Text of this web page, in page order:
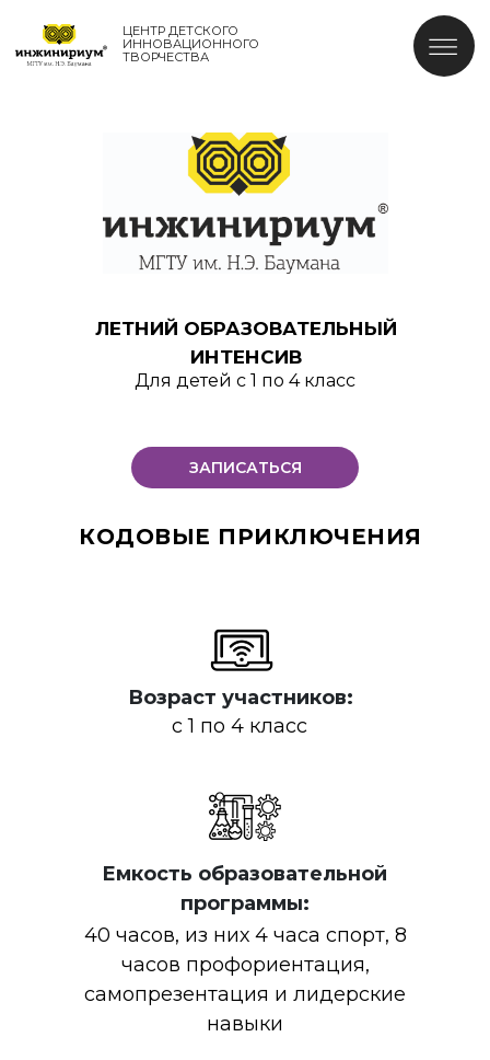
ИННОВАЦИОННОГО
ТВОРЧЕСТВА
ЛЕТНИЙ ОБРАЗОВАТЕЛЬНЫЙ
ИНТЕНСИВ
Для детей с 1 по 4 класс
КОДОВЫЕ ПРИКЛЮЧЕНИЯ
ЗАПИСАТЬСЯ
Возраст участников:
с 1 по 4 класс
Емкость образовательной
программы:
40 часов, из них 4 часа спорт, 8
часов профориентация,
самопрезентация и лидерские
навыки